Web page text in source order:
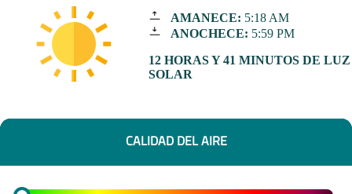
AMANECE: 5:18 AM
ANOCHECE: 5:59 PM
12 HORAS Y 41 MINUTOS DE LUZ
SOLAR
CALIDAD DEL AIRE